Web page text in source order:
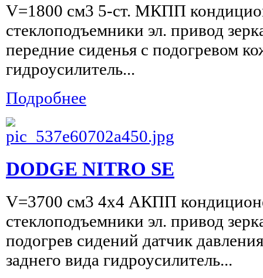
V=1800 см3 5-ст. МКПП
стеклоподъемники эл. привод
передние сиденья с подогревом
гидроусилитель...
Подробнее
DODGE NITRO SE
V=3700 см3 4х4 АКПП
стеклоподъемники эл. привод
подогрев сидений датчик
заднего вида гидроусилитель...